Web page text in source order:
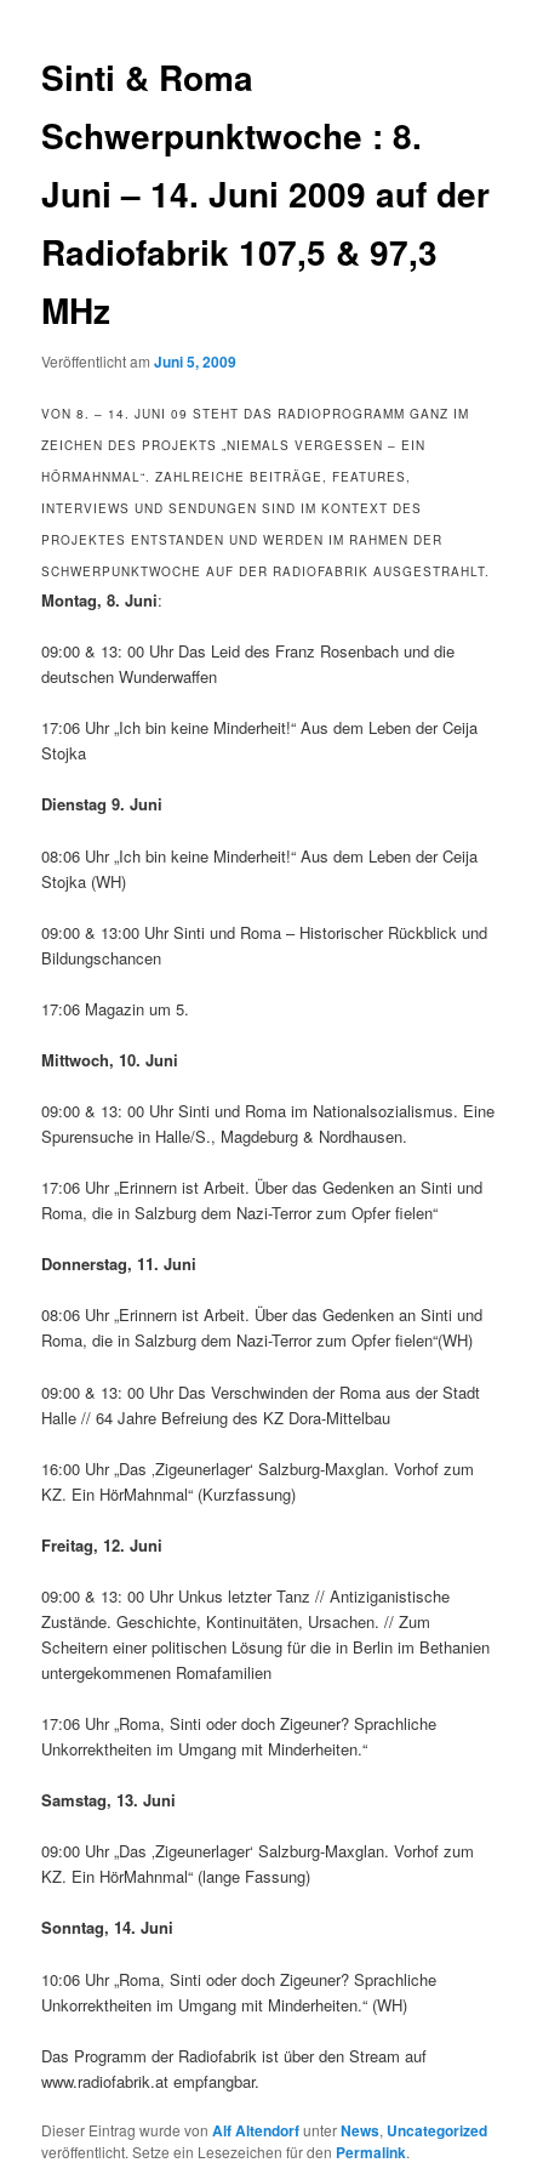
Sinti & Roma
Schwerpunktwoche : 8.
Juni – 14. Juni 2009 auf der
Radiofabrik 107,5 & 97,3
MHz
Veröffentlicht amJuni 5, 2009
VON 8. – 14. JUNI 09 STEHT DAS RADIOPROGRAMM GANZ IM
ZEICHEN DES PROJEKTS „NIEMALS VERGESSEN – EIN
HÖRMAHNMAL“. ZAHLREICHE BEITRÄGE, FEATURES,
INTERVIEWS UND SENDUNGEN SIND IM KONTEXT DES
PROJEKTES ENTSTANDEN UND WERDEN IM RAHMEN DER
SCHWERPUNKTWOCHE AUF DER RADIOFABRIK AUSGESTRAHLT.
Montag, 8. Juni:
09:00 & 13: 00 Uhr Das Leid des Franz Rosenbach und die
deutschen Wunderwaffen
17:06 Uhr „Ich bin keine Minderheit!“ Aus dem Leben der Ceija
Stojka
Dienstag 9. Juni
08:06 Uhr „Ich bin keine Minderheit!“ Aus dem Leben der Ceija
Stojka (WH)
09:00 & 13:00 Uhr Sinti und Roma – Historischer Rückblick und
Bildungschancen
17:06 Magazin um 5.
Mittwoch, 10. Juni
09:00 & 13: 00 Uhr Sinti und Roma im Nationalsozialismus. Eine
Spurensuche in Halle/S., Magdeburg & Nordhausen.
17:06 Uhr „Erinnern ist Arbeit. Über das Gedenken an Sinti und
Roma, die in Salzburg dem Nazi-Terror zum Opfer fielen“
Donnerstag, 11. Juni
08:06 Uhr „Erinnern ist Arbeit. Über das Gedenken an Sinti und
Roma, die in Salzburg dem Nazi-Terror zum Opfer fielen“(WH)
09:00 & 13: 00 Uhr Das Verschwinden der Roma aus der Stadt
Halle // 64 Jahre Befreiung des KZ Dora-Mittelbau
16:00 Uhr „Das ‚Zigeunerlager‘ Salzburg-Maxglan. Vorhof zum
KZ. Ein HörMahnmal“ (Kurzfassung)
Freitag, 12. Juni
09:00 & 13: 00 Uhr Unkus letzter Tanz // Antiziganistische
Zustände. Geschichte, Kontinuitäten, Ursachen. // Zum
Scheitern einer politischen Lösung für die in Berlin im Bethanien
untergekommenen Romafamilien
17:06 Uhr „Roma, Sinti oder doch Zigeuner? Sprachliche
Unkorrektheiten im Umgang mit Minderheiten.“
Samstag, 13. Juni
09:00 Uhr „Das ‚Zigeunerlager‘ Salzburg-Maxglan. Vorhof zum
KZ. Ein HörMahnmal“ (lange Fassung)
Sonntag, 14. Juni
10:06 Uhr „Roma, Sinti oder doch Zigeuner? Sprachliche
Unkorrektheiten im Umgang mit Minderheiten.“ (WH)
Das Programm der Radiofabrik ist über den Stream auf
www.radiofabrik.at empfangbar.
Dieser Eintrag wurde vonAlf AltendorfunterNews, Uncategorized
veröffentlicht. Setze ein Lesezeichen für den Permalink.